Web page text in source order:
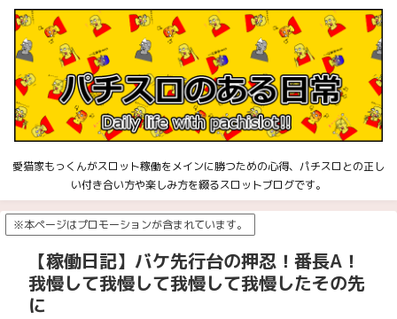
愛猫家もっくんがスロット稼働をメインに勝つための心得、パチスロとの正し
い付き合い方や楽しみ方を綴るスロットブログです。
※本ページはプロモーションが含まれています。
【稼働日記】バケ先行台の押忍！番長A！
我慢して我慢して我慢して我慢したその先
に